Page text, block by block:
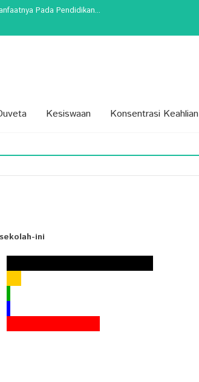
Pada Pendidikan...
Karakter Siswa: Lebih dari Sekada...
Kesiswaan Konsentrasi Keahlian
ini